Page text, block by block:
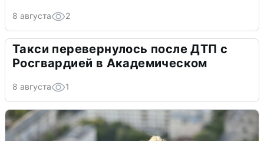
8 августа 2
Такси перевернулось после ДТП с
Росгвардией в Академическом
8 августа 1